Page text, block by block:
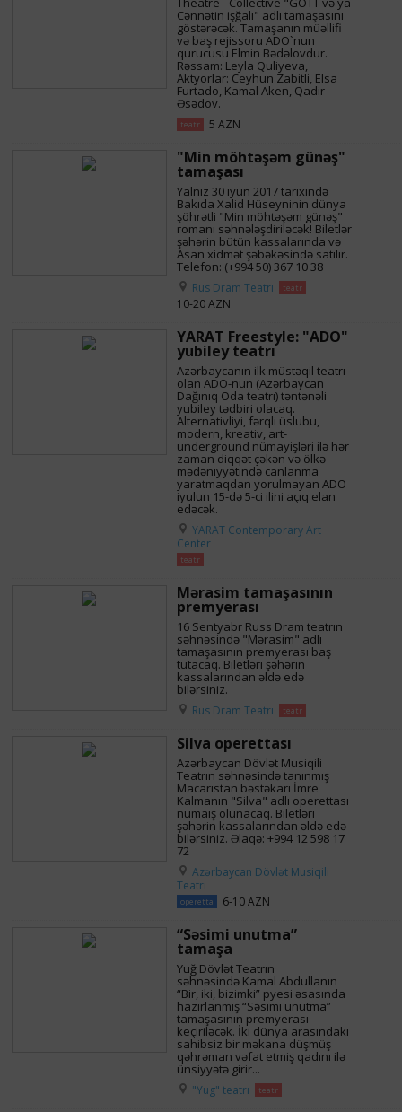
Cənnətin işğalı" adlı tamaşasını
göstərəcək. Tamaşanın müəllifi
və baş rejissoru ADO`nun
qurucusu Elmin Bədəlovdur.
Rəssam: Leyla Quliyeva,
Aktyorlar: Ceyhun Zabitli, Elsa
Furtado, Kamal Aken, Qadir
Əsədov.
teatr 5 AZN
"Min möhtəşəm günəş"
tamaşası
Yalnız 30 iyun 2017 tarixində
Bakıda Xalid Hüseyninin dünya
şöhrətli "Min möhtəşəm günəş"
romanı səhnələşdiriləcək! Biletlər
şəhərin bütün kassalarında və
Asan xidmət şəbəkəsində satılır.
Telefon: (+994 50) 367 10 38
Rus Dram Teatrı teatr
10-20 AZN
YARAT Freestyle: "ADO"
yubiley teatrı
Azərbaycanın ilk müstəqil teatrı
olan ADO-nun (Azərbaycan
Dağınıq Oda teatrı) təntənəli
yubiley tədbiri olacaq.
Alternativliyi, fərqli üslubu,
modern, kreativ, art-
underground nümayişləri ilə hər
zaman diqqət çəkən və ölkə
mədəniyyətində canlanma
yaratmaqdan yorulmayan ADO
iyulun 15-də 5-ci ilini açıq elan
edəcək.
YARAT Contemporary Art
Center
teatr
Mərasim tamaşasının
premyerası
16 Sentyabr Russ Dram teatrın
səhnəsində "Mərasim" adlı
tamaşasının premyerası baş
tutacaq. Biletləri şəhərin
kassalarından əldə edə
bilərsiniz.
Rus Dram Teatrı teatr
Silva operettası
Azərbaycan Dövlət Musiqili
Teatrın səhnəsində tanınmış
Macarıstan bəstəkarı İmre
Kalmanın "Silva" adlı operettası
nümaiş olunacaq. Biletləri
şəhərin kassalarından əldə edə
bilərsiniz. Əlaqə: +994 12 598 17
72
Azərbaycan Dövlət Musiqili
Teatrı
operetta 6-10 AZN
“Səsimi unutma”
tamaşa
Yuğ Dövlət Teatrın
səhnəsində Kamal Abdullanın
“Bir, iki, bizimki” pyesi əsasında
hazırlanmış “Səsimi unutma”
tamaşasının premyerası
keçiriləcək. İki dünya arasındakı
sahibsiz bir məkana düşmüş
qəhrəman vəfat etmiş qadını ilə
ünsiyyətə girir...
"Yug" teatrı teatr